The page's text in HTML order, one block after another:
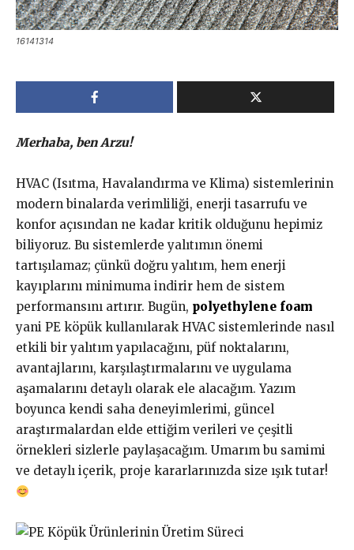
16141314
Merhaba, ben Arzu!
HVAC (Isıtma, Havalandırma ve Klima) sistemlerinin
modern binalarda verimliliği, enerji tasarrufu ve
konfor açısından ne kadar kritik olduğunu hepimiz
biliyoruz. Bu sistemlerde yalıtımın önemi
tartışılamaz; çünkü doğru yalıtım, hem enerji
kayıplarını minimuma indirir hem de sistem
performansını artırır. Bugün, polyethylene foam
yani PE köpük kullanılarak HVAC sistemlerinde nasıl
etkili bir yalıtım yapılacağını, püf noktalarını,
avantajlarını, karşılaştırmalarını ve uygulama
aşamalarını detaylı olarak ele alacağım. Yazım
boyunca kendi saha deneyimlerimi, güncel
araştırmalardan elde ettiğim verileri ve çeşitli
örnekleri sizlerle paylaşacağım. Umarım bu samimi
ve detaylı içerik, proje kararlarınızda size ışık tutar!